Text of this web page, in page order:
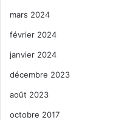
mars 2024
février 2024
janvier 2024
décembre 2023
août 2023
octobre 2017